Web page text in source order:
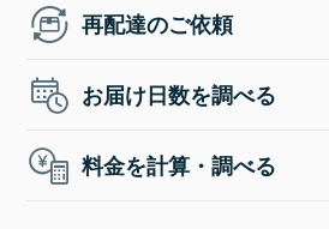
再配達のご依頼
お届け日数を調べる
料金を計算・調べる